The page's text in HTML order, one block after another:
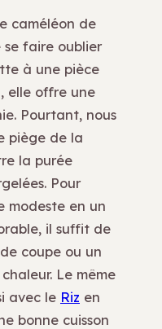
caméléon de
se faire oublier
à une pièce
elle offre une
Pourtant, nous
piège de la
la purée
Pour
modeste en un
il suffit de
coupe ou un
Le même
avec le Riz en
bonne cuisson